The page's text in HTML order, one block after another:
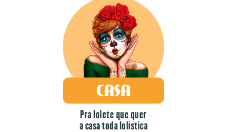
Pra lolete que quer
a casa toda lolística